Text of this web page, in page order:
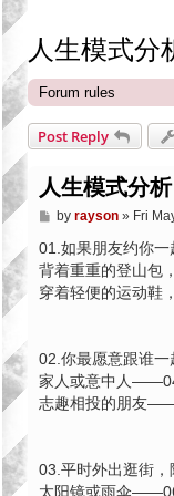
人生模式分
Forum rules
Post Reply
人生模式分析
P
s
t
by rayson» Fri
01.如果朋友约你一
背着重重的登山包
穿着轻便的运动鞋
02.你最愿意跟谁一
家人或意中人
志趣相投的朋友
03.平时外出逛街，
太阳镜或雨伞